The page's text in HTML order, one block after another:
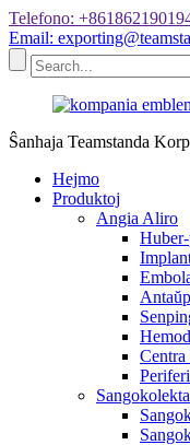
Telefono:
Email:
Ŝanhaja Teamstanda
Hejmo
Produktoj
Angia Aliro
Centra